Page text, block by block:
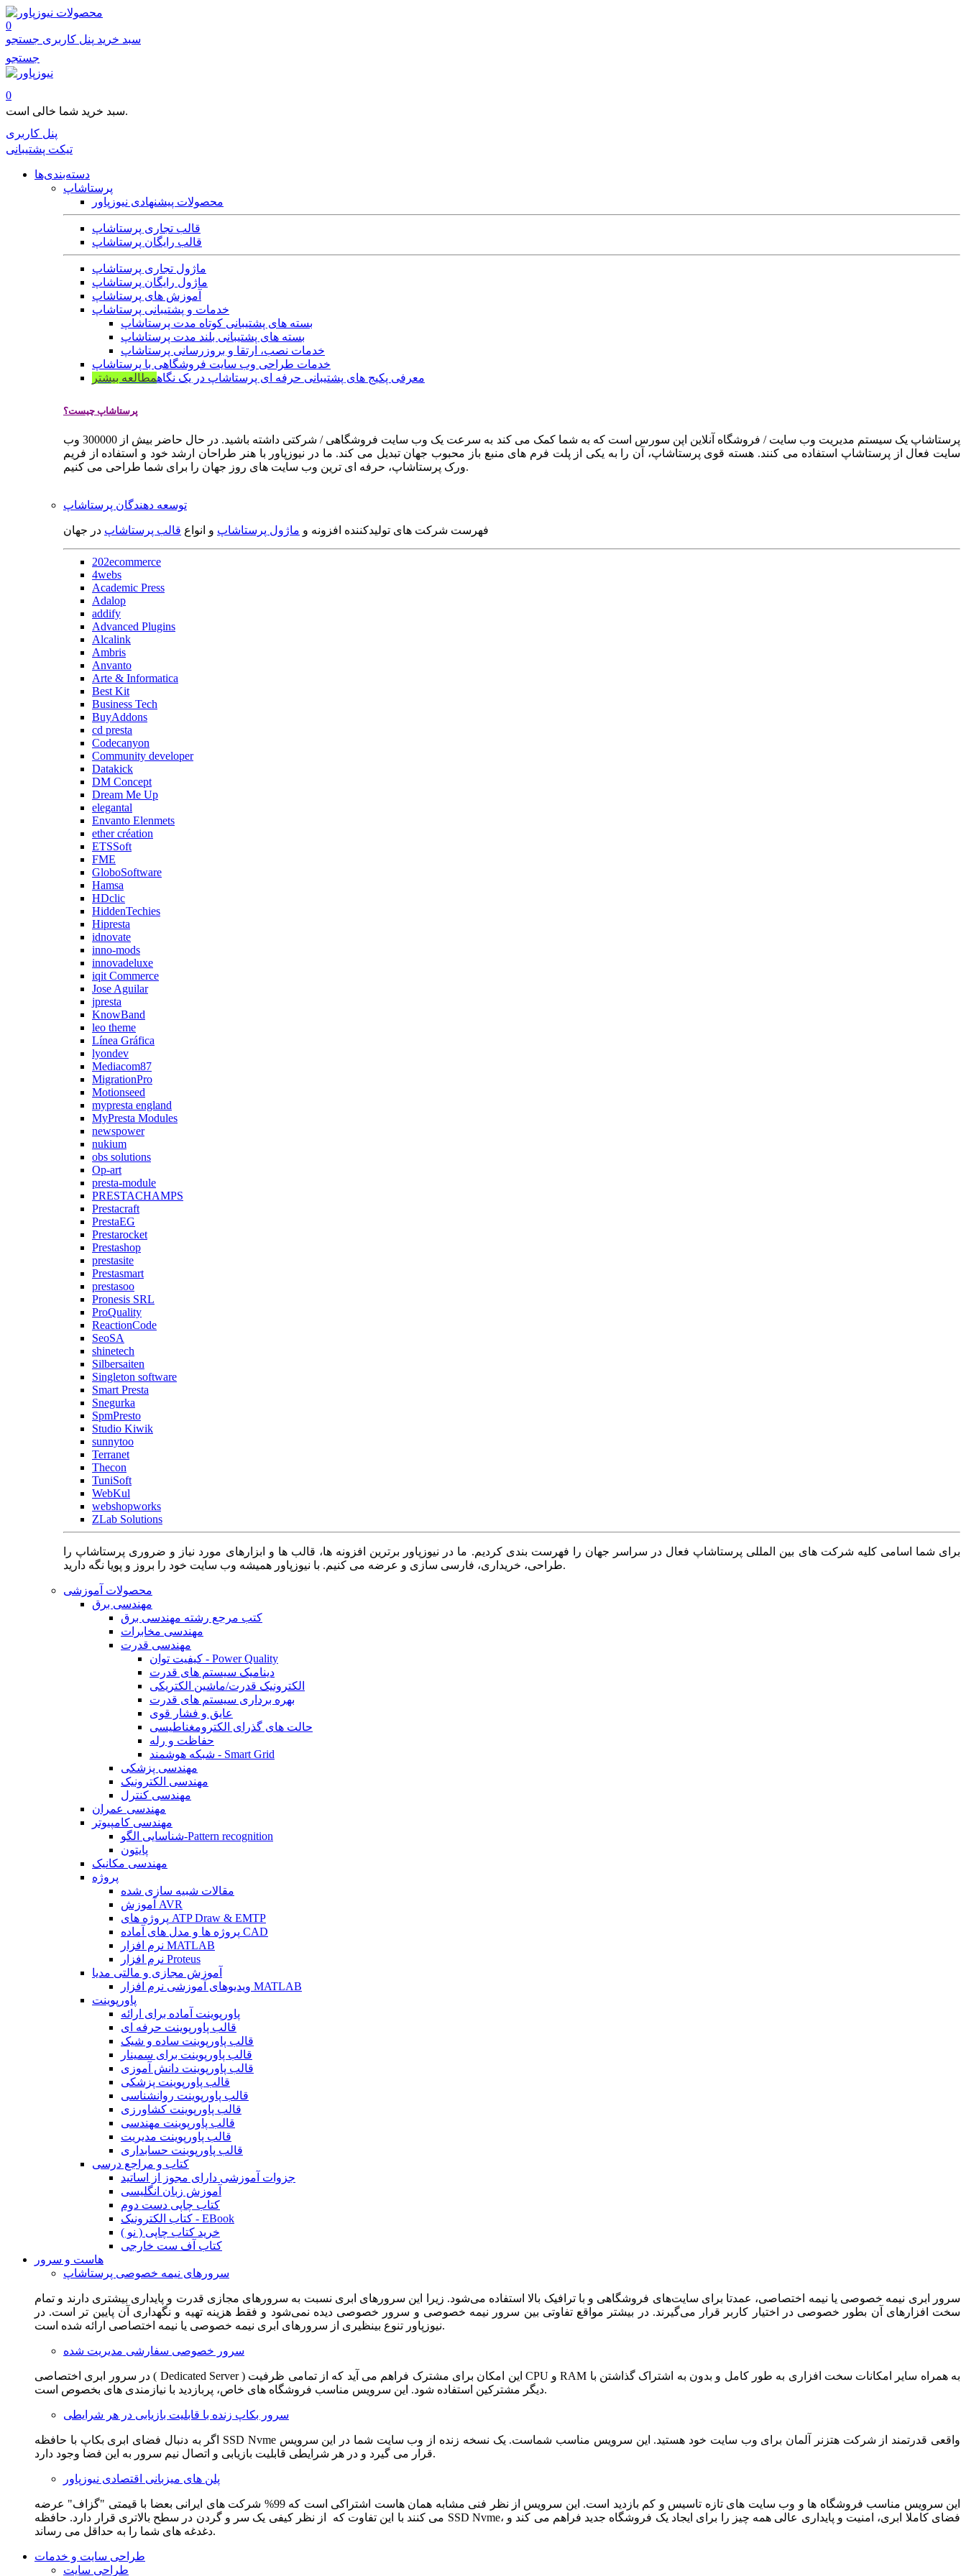
محصولات
0
سبد خرید پنل کاربری جستجو
جستجو
0
سبد خرید شما خالی است.
پنل کاربری
تیکت پشتیبانی
دسته‌بندی‌ها
پرستاشاپ
محصولات پیشنهادی نیوزپاور
قالب تجاری پرستاشاپ
قالب رایگان پرستاشاپ
ماژول تجاری پرستاشاپ
ماژول رایگان پرستاشاپ
آموزش های پرستاشاپ
خدمات و پشتیبانی پرستاشاپ
بسته های پشتیبانی کوتاه مدت پرستاشاپ
بسته های پشتیبانی بلند مدت پرستاشاپ
خدمات نصب، ارتقا و بروزرسانی پرستاشاپ
خدمات طراحی وب سایت فروشگاهی با پرستاشاپ
معرفی پکیج های پشتیبانی حرفه ای پرستاشاپ در یک نگاهمطالعه بیشتر
پرستاشاپ چیست؟
پرستاشاپ یک سیستم مدیریت وب سایت / فروشگاه آنلاین اپن سورس است که به شما کمک می کند به سرعت یک وب سایت فروشگاهی / شرکتی داشته باشید. در حال حاضر بیش از 300000 وب
سایت فعال از پرستاشاپ استفاده می کنند. هسته قوی پرستاشاپ، آن را به یکی از پلت فرم های منبع باز محبوب جهان تبدیل می کند. ما در نیوزپاور با هنر طراحان ارشد خود و استفاده از فریم
ورک پرستاشاپ، حرفه ای ترین وب سایت های روز جهان را برای شما طراحی می کنیم.
توسعه دهندگان پرستاشاپ
فهرست شرکت های تولیدکننده افزونه و ماژول پرستاشاپ و انواع قالب پرستاشاپ در جهان
202ecommerce
4webs
Academic Press
Adalop
addify
Advanced Plugins
Alcalink
Ambris
Anvanto
Arte & Informatica
Best Kit
Business Tech
BuyAddons
cd presta
Codecanyon
Community developer
Datakick
DM Concept
Dream Me Up
elegantal
Envanto Elenmets
ether création
ETSSoft
FME
GloboSoftware
Hamsa
HDclic
HiddenTechies
Hipresta
idnovate
inno-mods
innovadeluxe
iqit Commerce
Jose Aguilar
jpresta
KnowBand
leo theme
Línea Gráfica
lyondev
Mediacom87
MigrationPro
Motionseed
mypresta england
MyPresta Modules
newspower
nukium
obs solutions
Op-art
presta-module
PRESTACHAMPS
Prestacraft
PrestaEG
Prestarocket
Prestashop
prestasite
Prestasmart
prestasoo
Pronesis SRL
ProQuality
ReactionCode
SeoSA
shinetech
Silbersaiten
Singleton software
Smart Presta
Snegurka
SpmPresto
Studio Kiwik
sunnytoo
Terranet
Thecon
TuniSoft
WebKul
webshopworks
ZLab Solutions
برای شما اسامی کلیه شرکت های بین المللی پرستاشاپ فعال در سراسر جهان را فهرست بندی کردیم. ما در نیوزپاور برترین افزونه ها، قالب ها و ابزارهای مورد نیاز و ضروری پرستاشاپ را
طراحی، خریداری، فارسی سازی و عرضه می کنیم. با نیوزپاور همیشه وب سایت خود را بروز و پویا نگه دارید.
محصولات آموزشی
مهندسی برق
کتب مرجع رشته مهندسی برق
مهندسی مخابرات
مهندسی قدرت
کیفیت توان - Power Quality
دینامیک سیستم های قدرت
الکترونیک قدرت/ماشین الکتریکی
بهره برداری سیستم های قدرت
عایق و فشار قوی
حالت های گذرای الکترومغناطیسی
حفاظت و رله
شبکه هوشمند - Smart Grid
مهندسی پزشکی
مهندسی الکترونیک
مهندسی کنترل
مهندسی عمران
مهندسی کامپیوتر
شناسایی الگو-Pattern recognition
پایتون
مهندسی مکانیک
پروژه
مقالات شبیه سازی شده
آموزش AVR
پروژه های ATP Draw & EMTP
پروژه ها و مدل های آماده CAD
نرم افزار MATLAB
نرم افزار Proteus
آموزش مجازی و مالتی مدیا
ویدیوهای آموزشی نرم افزار MATLAB
پاورپوینت
پاورپوینت آماده برای ارائه
قالب پاورپوینت حرفه ای
قالب پاورپوینت ساده و شیک
قالب پاورپوینت برای سمینار
قالب پاورپوینت دانش آموزی
قالب پاورپوینت پزشکی
قالب پاورپوینت روانشناسی
قالب پاورپوینت کشاورزی
قالب پاورپوینت مهندسی
قالب پاورپوینت مدیریت
قالب پاورپوینت حسابداری
کتاب و مراجع درسی
جزوات آموزشی دارای مجوز از اساتید
آموزش زبان انگلیسی
کتاب چاپی دست دوم
کتاب الکترونیک - EBook
خرید کتاب چاپی ( نو )
کتاب آف ست خارجی
هاست و سرور
سرورهای نیمه خصوصی پرستاشاپ
سرور ابری نیمه خصوصی یا نیمه اختصاصی، عمدتا برای سایت‌های فروشگاهی و با ترافیک بالا استفاده می‌شود. زیرا این سرورهای ابری نسبت به سرورهای مجازی قدرت و پایداری بیشتری دارند و تمام
سخت افزارهای آن بطور خصوصی در اختیار کاربر قرار می‌گیرند. در بیشتر مواقع تفاوتی بین سرور نیمه خصوصی و سرور خصوصی دیده نمی‌شود و فقط هزینه تهیه و نگهداری آن پایین تر است. در
نیوزپاور تنوع بینظیری از سرورهای ابری نیمه خصوصی یا نیمه اختصاصی ارائه شده است.
سرور خصوصی سفارشی مدیریت شده
در سرور ابری اختصاصی ( Dedicated Server ) این امکان برای مشترک فراهم می آید که از تمامی ظرفیت CPU و RAM به همراه سایر امکانات سخت افزاری به طور کامل و بدون به اشتراک گذاشتن با
دیگر مشترکین استفاده شود. این سرویس مناسب فروشگاه های خاص، پربازدید با نیازمندی های بخصوص است.
سرور بکاپ زنده با قابلیت بازیابی در هر شرایطی
اگر به دنبال فضای ابری بکاپ با حافظه SSD Nvme واقعی قدرتمند از شرکت هتزنر آلمان برای وب سایت خود هستید. این سرویس مناسب شماست. یک نسخه زنده از وب سایت شما در این سرویس
قرار می گیرد و در هر شرایطی قابلیت بازیابی و اتصال نیم سرور به این فضا وجود دارد.
پلن های میزبانی اقتصادی نیوزپاور
این سرویس مناسب فروشگاه ها و وب سایت های تازه تاسیس و کم بازدید است. این سرویس از نظر فنی مشابه همان هاست اشتراکی است که 99% شرکت های ایرانی بعضا با قیمتی "گزاف" عرضه
می کنند با این تفاوت که از نظر کیفی یک سر و گردن در سطح بالاتری قرار دارد. حافظه SSD Nvme، فضای کاملا ابری، امنیت و پایداری عالی همه چیز را برای ایجاد یک فروشگاه جدید فراهم می کند و
دغدغه های شما را به حداقل می رساند.
طراحی سایت و خدمات
طراحی سایت